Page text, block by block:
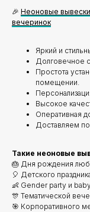
🎉 Неоновые
вечеринок
Яркий и
Долговечное
Простота
помещении.
Высокое
Оперативная
Доставляем
Такие неоновые
🎂 Дня рождения
🎈 Детского
👶 Gender party и
🎊 Тематической
🎯 Корпоративного